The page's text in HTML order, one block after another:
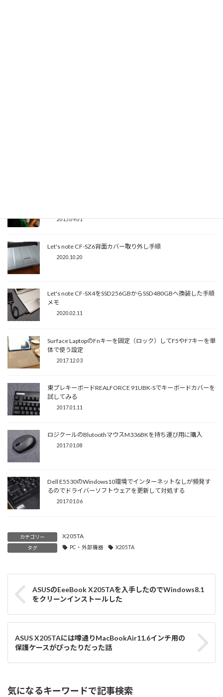
2015.09.01
Let's note CF-SZ6背面カバー取り外し手順
2020.10.20
Let's note CF-SX4をSSD256GBからSSD480GBへ換装した手順
メモ
2020.02.11
Surface LaptopのFnキーを固定（ロック）してF5やF7キーを単
体で使う設定
2017.12.03
東プレキーボードREALFORCE 91UBK-Sでキーボードカバーを
試してみる
2017.01.11
ロジクールのBlutoothマウスM336BKを持ち運び用に購入
2017.01.08
Dell E5530のWindows10環境でインターネットなしが頻発す
るのでドライバーソフトウェアを更新して対処する
2017.01.06
カテゴリー X205TA
タグ PC・外部機器 X205TA
ASUSのEeeBook X205TAを入手したのでWindows8.1
をクリーンインストールした
ASUS X205TAには噂通りMacBookAir11.6インチ用の
保護ケースがぴったりだった話
気になるキーワードで記事検索